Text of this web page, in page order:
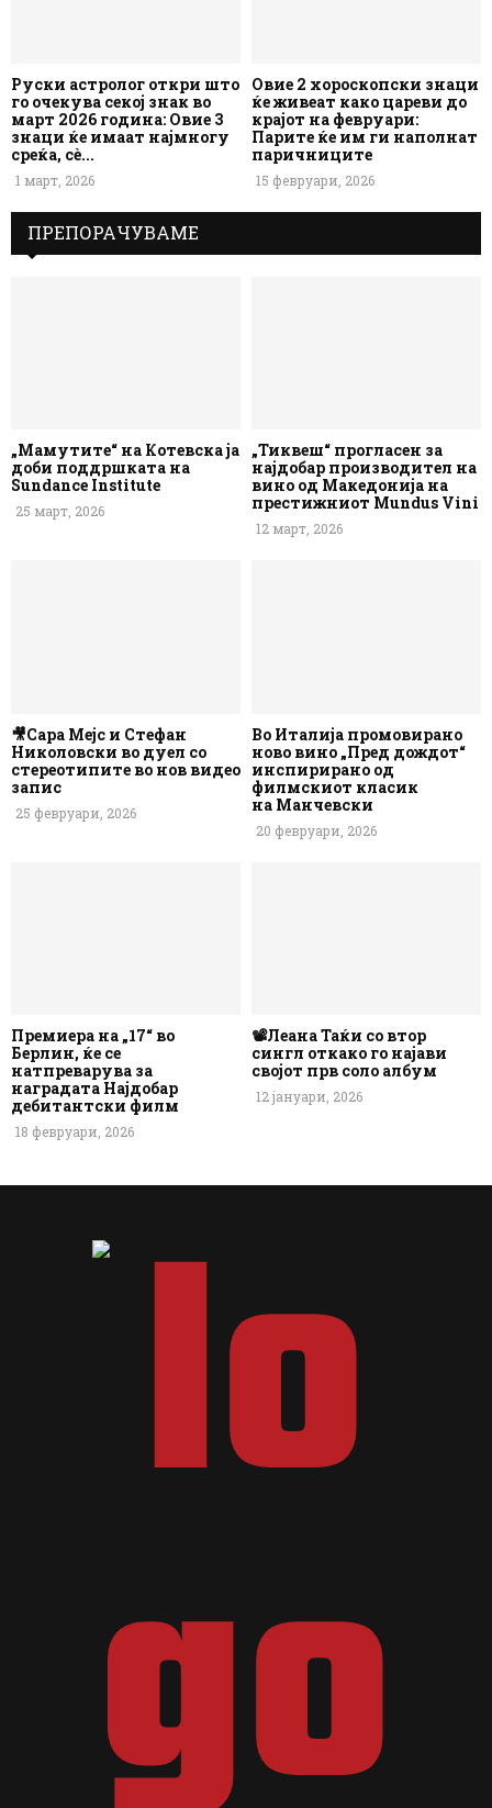
Руски астролог откри што
го очекува секој знак во
март 2026 година: Овие 3
знаци ќе имаат најмногу
среќа, сè...
1 март, 2026
Овие 2 хороскопски знаци
ќе живеат како цареви до
крајот на февруари:
Парите ќе им ги наполнат
паричниците
15 февруари, 2026
ПРЕПОРАЧУВАМЕ
„Мамутите“ на Котевска ја
доби поддршката на
Sundance Institute
25 март, 2026
„Тиквеш“ прогласен за
најдобар производител на
вино од Македонија на
престижниот Mundus Vini
12 март, 2026
🎥Сара Мејс и Стефан
Николовски во дуел со
стереотипите во нов видео
запис
25 февруари, 2026
Во Италија промовирано
ново вино „Пред дождот“
инспирирано од
филмскиот класик
на Манчевски
20 февруари, 2026
Премиера на „17“ во
Берлин, ќе се
натпреварува за
наградата Најдобар
дебитантски филм
18 февруари, 2026
📽️Леана Таќи со втор
сингл откако го најави
својот прв соло албум
12 јануари, 2026